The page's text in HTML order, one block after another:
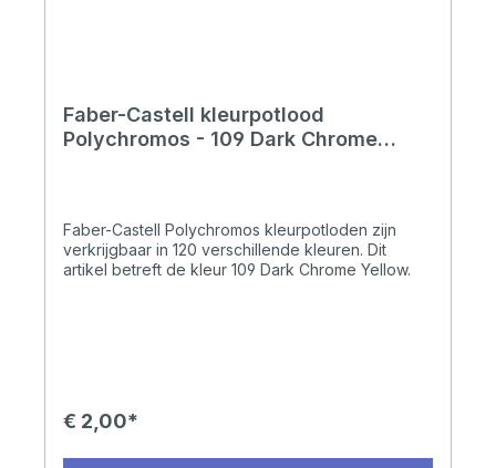
Faber-Castell kleurpotlood
Polychromos - 109 Dark Chrome
Faber-Castell Polychromos kleurpotloden zijn
verkrijgbaar in 120 verschillende kleuren. Dit
artikel betreft de kleur 109 Dark Chrome Yellow.
€ 2,00*